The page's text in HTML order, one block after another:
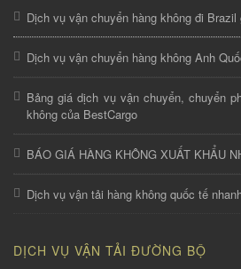
Dịch vụ vận chuyển hàng không đi Brazil
Dịch vụ vận chuyển hàng không Anh
Bảng giá dịch vụ vận chuyển, chuyển
không của BestCargo
BÁO GIÁ HÀNG KHÔNG XUẤT KHẨU
Dịch vụ vận tải hàng không quốc tế
DỊCH VỤ VẬN TẢI ĐƯỜNG BỘ